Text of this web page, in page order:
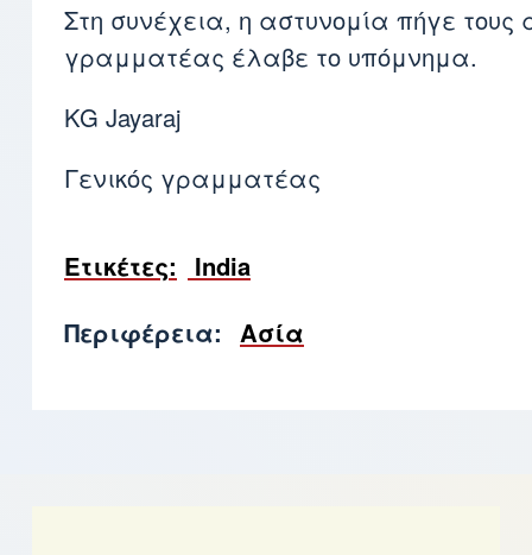
Στη συνέχεια, η αστυνομία πήγε τους
γραμματέας έλαβε το υπόμνημα.
KG Jayaraj
Γενικός γραμματέας
Ετικέτες
India
Περιφέρεια
Ασία